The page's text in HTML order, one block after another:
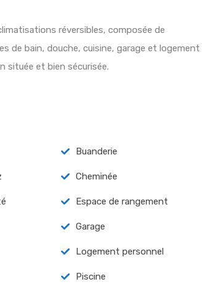
réversibles, composée de
de bain, douche, cuisine, garage et logement
située et bien sécurisée.
Buanderie
Cheminée
Espace de rangement
Garage
Logement personnel
Piscine